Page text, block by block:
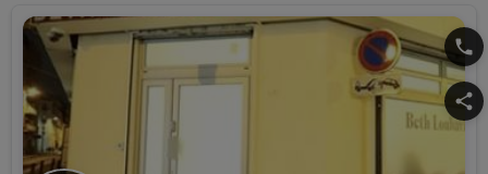
phone
share